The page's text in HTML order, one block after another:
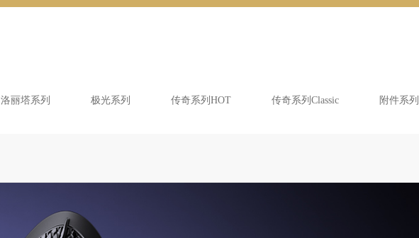
洛丽塔系列 极光系列 传奇系列HOT 传奇系列Classic 附件系列